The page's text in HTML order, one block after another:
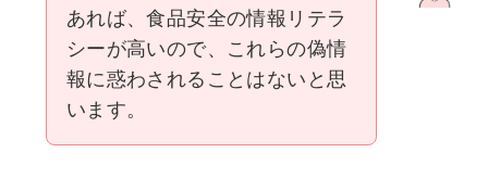
あれば、食品安全の情報リテラ
シーが高いので、これらの偽情
報に惑わされることはないと思
います。